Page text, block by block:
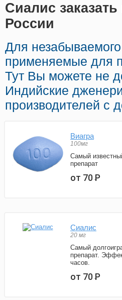
Сиалис
России
Для
применяемые для
Тут Вы можете не
Индийские
производителей с
Виагра
100мг
Самый
препарат
от 70Р
Сиалис
20 мг
Самый
препарат.
часов.
от 70Р